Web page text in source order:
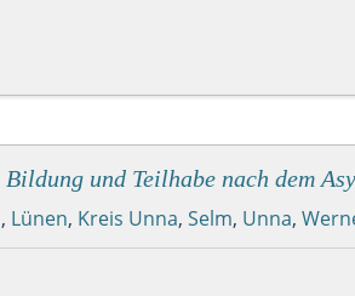
und Teilhabe nach dem
, Lünen, Kreis Unna, Selm, Unna,